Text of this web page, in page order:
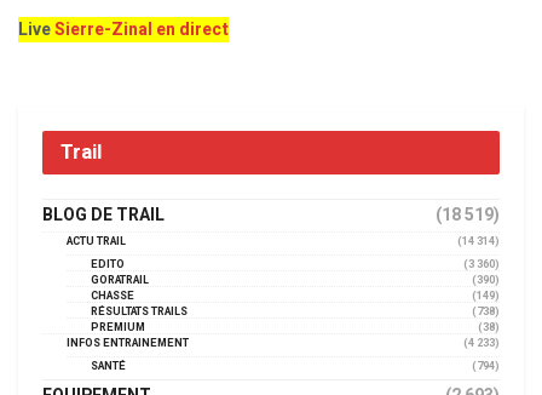
LiveSierre-Zinal en direct
Trail
BLOG DE TRAIL (18 519)
ACTU TRAIL
(14 314)
EDITO
(3 360)
GORATRAIL
(390)
CHASSE
(149)
RÉSULTATS TRAILS
(738)
PREMIUM
(38)
INFOS ENTRAINEMENT
(4 233)
SANTÉ
(794)